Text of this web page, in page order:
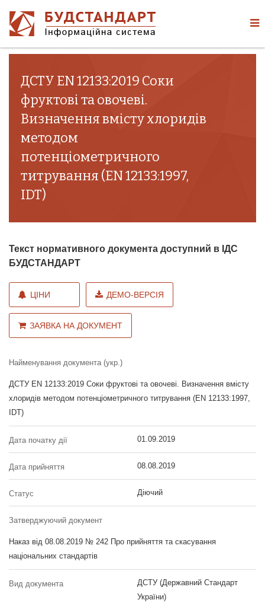
ДСТУ EN 12133:2019 Соки
фруктові та овочеві.
Визначення вмісту хлоридів
методом
потенціометричного
титрування (EN 12133:1997,
IDT)
Текст нормативного документа доступний в ІДС
БУДСТАНДАРТ
ЦІНИ ДЕМО-ВЕРСІЯ
ЗАЯВКА НА ДОКУМЕНТ
Найменування документа (укр.)
ДСТУ EN 12133:2019 Соки фруктові та овочеві. Визначення вмісту
хлоридів методом потенціометричного титрування (EN 12133:1997,
IDT)
Дата початку дії 01.09.2019
Дата прийняття 08.08.2019
Статус Діючий
Затверджуючий документ
Наказ від 08.08.2019 № 242 Про прийняття та скасування
національних стандартів
Вид документа
ДСТУ (Державний Стандарт
України)